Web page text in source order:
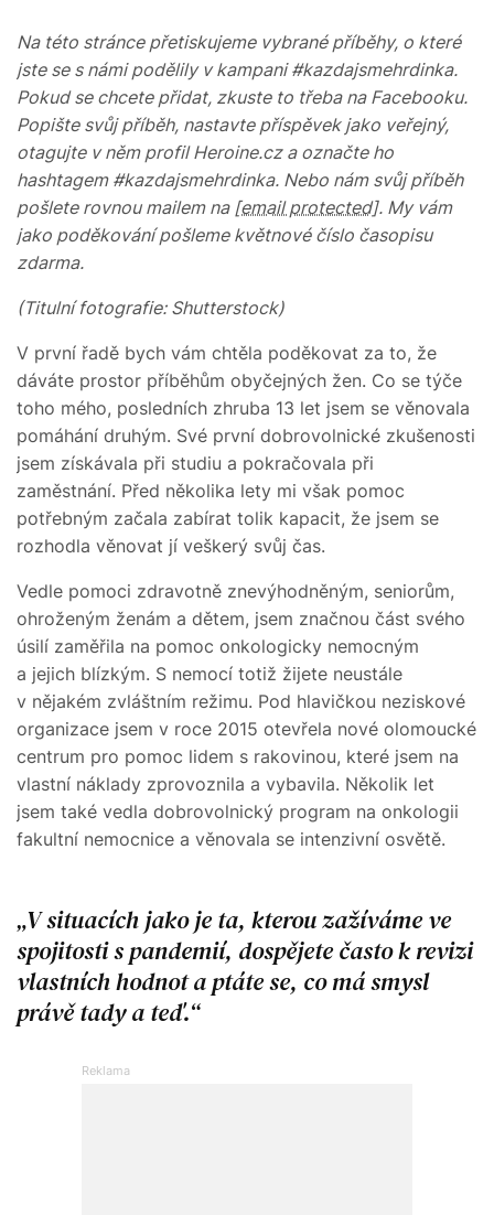
Na této stránce přetiskujeme vybrané příběhy, o které
jste se s námi podělily v kampani #kazdajsmehrdinka.
Pokud se chcete přidat, zkuste to třeba na Facebooku.
Popište svůj příběh, nastavte příspěvek jako veřejný,
otagujte v něm profil Heroine.cz a označte ho
hashtagem #kazdajsmehrdinka. Nebo nám svůj příběh
pošlete rovnou mailem na [email protected]. My vám
jako poděkování pošleme květnové číslo časopisu
zdarma.
(Titulní fotografie: Shutterstock)
V první řadě bych vám chtěla poděkovat za to, že
dáváte prostor příběhům obyčejných žen. Co se týče
toho mého, posledních zhruba 13 let jsem se věnovala
pomáhání druhým. Své první dobrovolnické zkušenosti
jsem získávala při studiu a pokračovala při
zaměstnání. Před několika lety mi však pomoc
potřebným začala zabírat tolik kapacit, že jsem se
rozhodla věnovat jí veškerý svůj čas.
Vedle pomoci zdravotně znevýhodněným, seniorům,
ohroženým ženám a dětem, jsem značnou část svého
úsilí zaměřila na pomoc onkologicky nemocným
a jejich blízkým. S nemocí totiž žijete neustále
v nějakém zvláštním režimu. Pod hlavičkou neziskové
organizace jsem v roce 2015 otevřela nové olomoucké
centrum pro pomoc lidem s rakovinou, které jsem na
vlastní náklady zprovoznila a vybavila. Několik let
jsem také vedla dobrovolnický program na onkologii
fakultní nemocnice a věnovala se intenzivní osvětě.
V situacích jako je ta, kterou zažíváme ve
spojitosti s pandemií, dospějete často k revizi
vlastních hodnot a ptáte se, co má smysl
právě tady a teď.